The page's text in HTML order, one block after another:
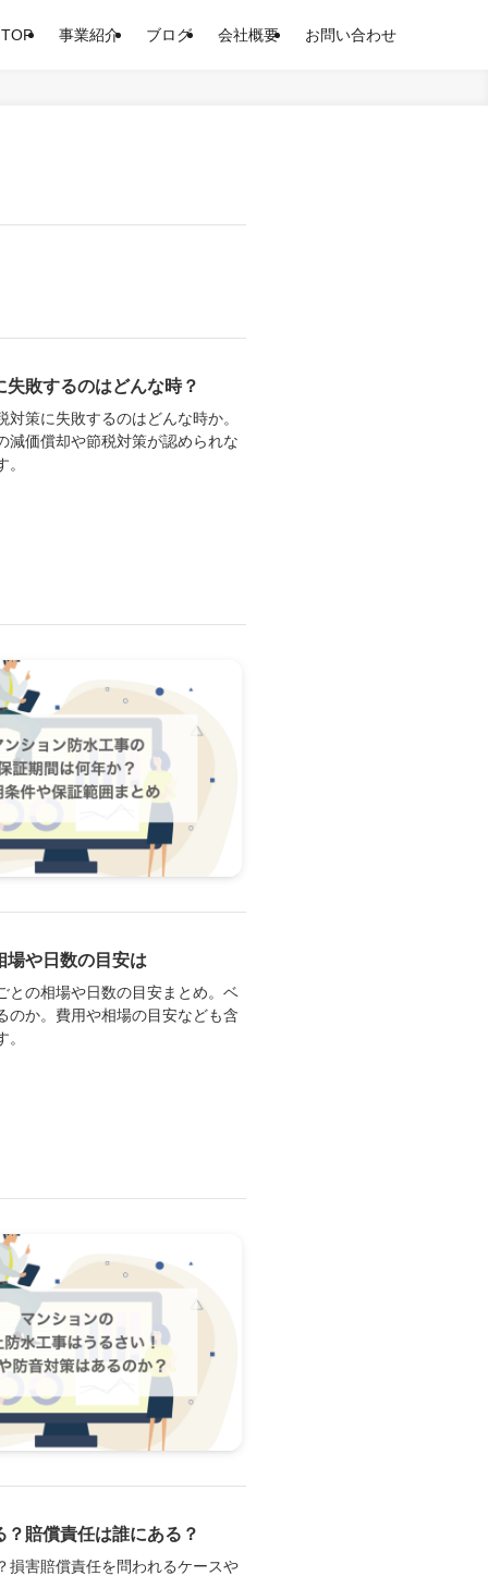
TOP 事業紹介 ブログ 会社概要 お問い合わせ
敗するのはどんな時？
策に失敗するのはどんな時か。
減価償却や節税対策が認められな
場や日数の目安は
との相場や日数の目安まとめ。ベ
のか。費用や相場の目安なども含
賠償責任は誰にある？
損害賠償責任を問われるケースや